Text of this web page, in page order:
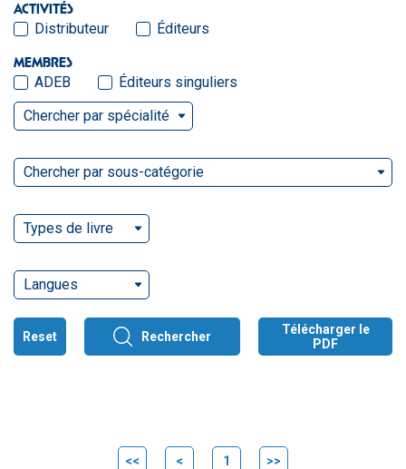
ACTIVITÉS
Distributeur Éditeurs
MEMBRES
ADEB
Éditeurs singuliers
Chercher par spécialité
Chercher par sous-catégorie
Types de livre
Langues
Reset Rechercher
Télécharger le
PDF
<< < 1 >>